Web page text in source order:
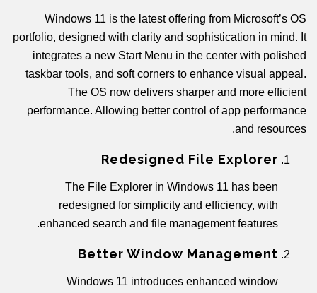
Windows 11 is the latest offering from Microsoft’s OS
portfolio, designed with clarity and sophistication in mind. It
integrates a new Start Menu in the center with polished
taskbar tools, and soft corners to enhance visual appeal.
The OS now delivers sharper and more efficient
performance. Allowing better control of app performance
and resources.
Redesigned File Explorer
The File Explorer in Windows 11 has been
redesigned for simplicity and efficiency, with
enhanced search and file management features.
Better Window Management
Windows 11 introduces enhanced window